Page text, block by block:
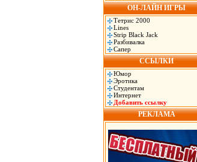
ОН-ЛАЙН ИГРЫ
Тетрис 2000
Lines
Strip Black Jack
Разбивалка
Сапер
ССЫЛКИ
Юмор
Эротика
Студентам
Интернет
Добавить ссылку
РЕКЛАМА